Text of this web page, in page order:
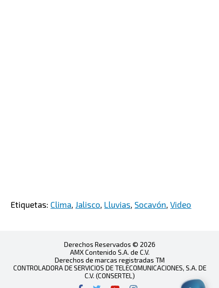
Etiquetas: Clima, Jalisco, Lluvias, Socavón,Video
Derechos Reservados © 2026
AMX Contenido S.A. de C.V.
Derechos de marcas registradas TM
CONTROLADORA DE SERVICIOS DE TELECOMUNICACIONES, S.A. DE
C.V. (CONSERTEL)